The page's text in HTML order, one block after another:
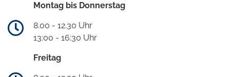
Montag bis Donnerstag
8.00 - 12.30 Uhr
13:00 - 16:30 Uhr
Freitag